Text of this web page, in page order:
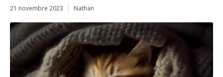
21 novembre 2023 Nathan